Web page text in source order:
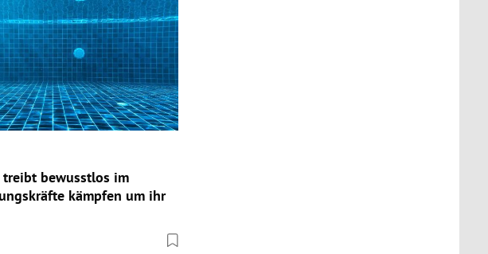
treibt bewusstlos im
kämpfen um ihr